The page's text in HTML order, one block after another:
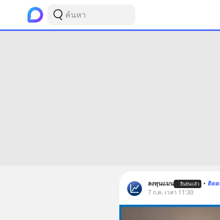
ลงทุนแมน ยืนยันแล้ว • ติด
7 ก.ค. เวลา 11:30